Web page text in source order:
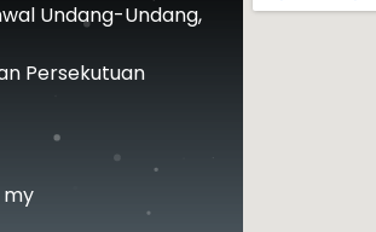
Undang-Undang,
Persekutuan